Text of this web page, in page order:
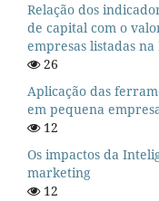
Relação dos
de capital com o
empresas listadas
26
Aplicação das
em pequena
12
Os impactos da
marketing
12